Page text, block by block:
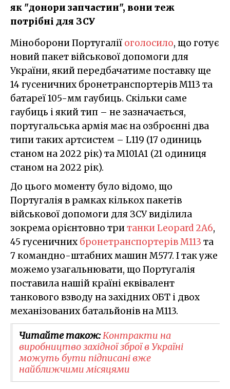
як "донори запчастин", вони теж
потрібні для ЗСУ
Міноборони Португалії оголосило, що готує
новий пакет військової допомоги для
України, який передбачатиме поставку ще
14 гусеничних бронетранспортерів M113 та
батареї 105-мм гаубиць. Скільки саме
гаубиць і який тип – не зазначається,
португальська армія має на озброєнні два
типи таких артсистем – L119 (17 одиниць
станом на 2022 рік) та M101A1 (21 одиниця
станом на 2022 рік).
До цього моменту було відомо, що
Португалія в рамках кількох пакетів
військової допомоги для ЗСУ виділила
зокрема орієнтовно тританки Leopard 2A6,
45 гусеничних бронетранспортерів M113 та
7 командно-штабних машин M577. І так уже
можемо узагальнювати, що Португалія
поставила нашій країні еквівалент
танкового взводу на західних ОБТ і двох
механізованих батальйонів на M113.
Читайте також:Контракти на
виробництво західної зброї в Україні
можуть бути підписані вже
найближчими місяцями